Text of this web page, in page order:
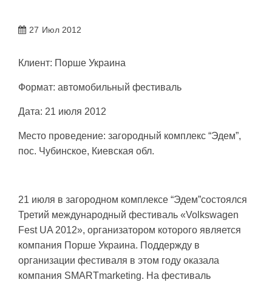
27 Июл 2012
Клиент: Порше Украина
Формат: автомобильный фестиваль
Дата: 21 июля 2012
Место проведение: загородный комплекс “Эдем”,
пос. Чубинское, Киевская обл.
21 июля в загородном комплексе “Эдем”состоялся
Третий международный фестиваль «Volkswagen
Fest UA 2012», организатором которого является
компания Порше Украина. Поддержду в
организации фестиваля в этом году оказала
компания SMARTmarketing. На фестиваль